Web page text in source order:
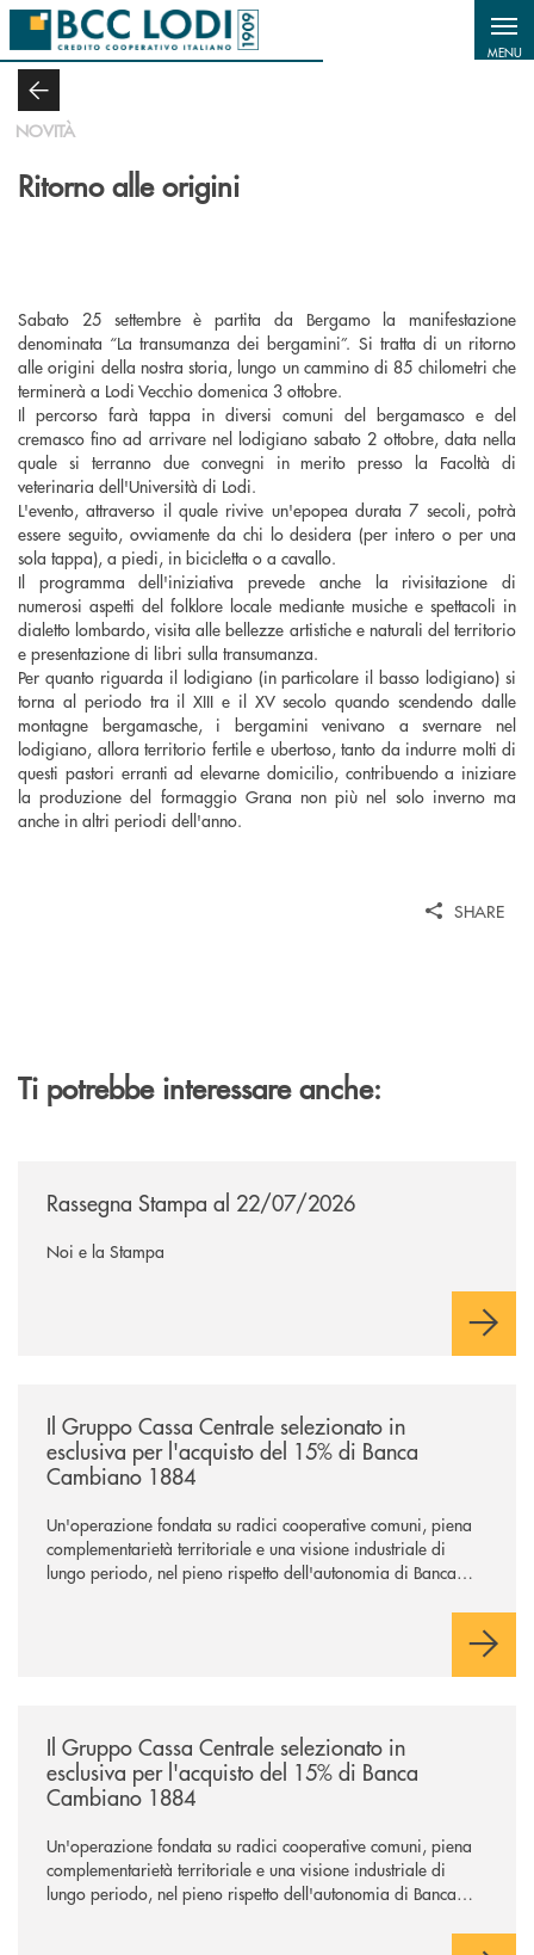
Salta al contenuto principale
MENU
NOVITÀ
Ritorno alle origini
Sabato 25 settembre è partita da Bergamo la manifestazione
denominata “La transumanza dei bergamini”. Si tratta di un ritorno
alle origini della nostra storia, lungo un cammino di 85 chilometri che
terminerà a Lodi Vecchio domenica 3 ottobre.
Il percorso farà tappa in diversi comuni del bergamasco e del
cremasco fino ad arrivare nel lodigiano sabato 2 ottobre, data nella
quale si terranno due convegni in merito presso la Facoltà di
veterinaria dell'Università di Lodi.
L'evento, attraverso il quale rivive un'epopea durata 7 secoli, potrà
essere seguito, ovviamente da chi lo desidera (per intero o per una
sola tappa), a piedi, in bicicletta o a cavallo.
Il programma dell'iniziativa prevede anche la rivisitazione di
numerosi aspetti del folklore locale mediante musiche e spettacoli in
dialetto lombardo, visita alle bellezze artistiche e naturali del territorio
e presentazione di libri sulla transumanza.
Per quanto riguarda il lodigiano (in particolare il basso lodigiano) si
torna al periodo tra il XIII e il XV secolo quando scendendo dalle
montagne bergamasche, i bergamini venivano a svernare nel
lodigiano, allora territorio fertile e ubertoso, tanto da indurre molti di
questi pastori erranti ad elevarne domicilio, contribuendo a iniziare
la produzione del formaggio Grana non più nel solo inverno ma
anche in altri periodi dell'anno.
SHARE
Ti potrebbe interessare anche:
Rassegna Stampa al 22/07/2026
Noi e la Stampa
Il Gruppo Cassa Centrale selezionato in
esclusiva per l'acquisto del 15% di Banca
Cambiano 1884
Un'operazione fondata su radici cooperative comuni, piena
complementarietà territoriale e una visione industriale di
lungo periodo, nel pieno rispetto dell'autonomia di Banca
negoziazione esclusiva per la finalizzazione dell’operazione.
Il Gruppo Cassa Centrale selezionato in
esclusiva per l'acquisto del 15% di Banca
Cambiano 1884
Un'operazione fondata su radici cooperative comuni, piena
complementarietà territoriale e una visione industriale di
lungo periodo, nel pieno rispetto dell'autonomia di Banca
negoziazione esclusiva per la finalizzazione dell’operazione.